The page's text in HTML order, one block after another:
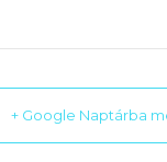
+ Google Naptárba